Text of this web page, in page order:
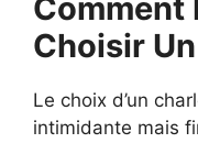
Comment
Choisir
Le choix d’un
intimidante mais